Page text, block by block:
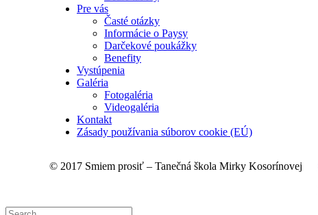
Pre vás
Časté otázky
Informácie o Paysy
Darčekové poukážky
Benefity
Vystúpenia
Galéria
Fotogaléria
Videogaléria
Kontakt
Zásady používania súborov cookie (EÚ)
© 2017 Smiem prosiť – Tanečná škola Mirky Kosorínovej